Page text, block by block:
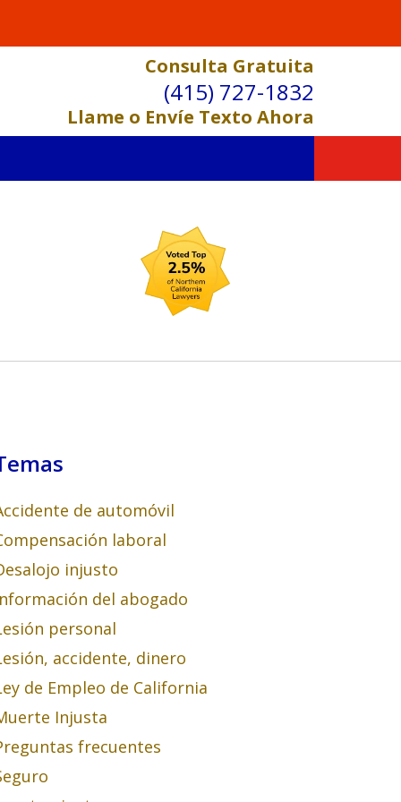
Consulta Gratuita
(415) 727-1832
Llame o Envíe Texto Ahora
de automóvil
laboral
injusto
del abogado
personal
accidente, dinero
de Empleo de California
Injusta
frecuentes